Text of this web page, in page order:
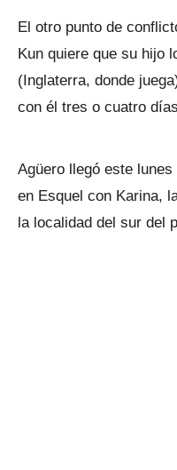
El otro punto de
Kun quiere que su hijo
(Inglaterra, donde
con él tres o cuatro
Agüero llegó este
en Esquel con Karina,
la localidad del sur del